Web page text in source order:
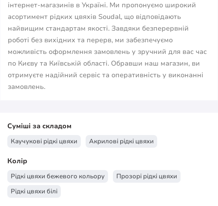
інтернет-магазинів в Україні. Ми пропонуємо широкий
асортимент рідких цвяхів Soudal, що відповідають
найвищим стандартам якості. Завдяки безперервній
роботі без вихідних та перерв, ми забезпечуємо
можливість оформлення замовлень у зручний для вас час
по Києву та Київській області. Обравши наш магазин, ви
отримуєте надійний сервіс та оперативність у виконанні
замовлень.
Суміші за складом
Каучукові рідкі цвяхи Акрилові рідкі цвяхи
Колір
Рідкі цвяхи бежевого кольору
Прозорі рідкі цвяхи
Рідкі цвяхи білі